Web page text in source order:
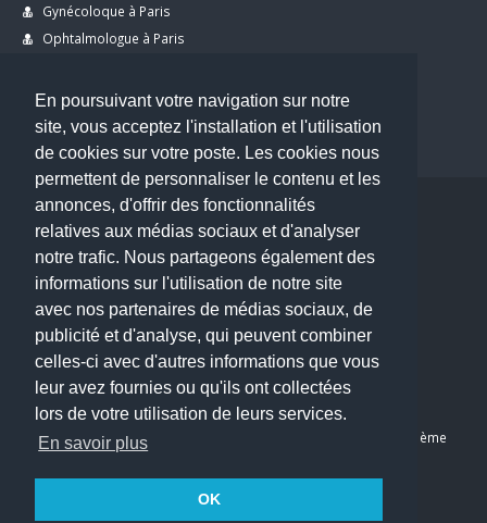
En poursuivant votre navigation sur notre
site, vous acceptez l'installation et l'utilisation
de cookies sur votre poste. Les cookies nous
permettent de personnaliser le contenu et les
annonces, d'offrir des fonctionnalités
relatives aux médias sociaux et d'analyser
notre trafic. Nous partageons également des
informations sur l'utilisation de notre site
avec nos partenaires de médias sociaux, de
publicité et d'analyse, qui peuvent combiner
celles-ci avec d'autres informations que vous
leur avez fournies ou qu'ils ont collectées
lors de votre utilisation de leurs services.
En savoir plus
OK
Gynécoloque à Paris
Ophtalmologue à Paris
Dentiste à Paris
Copyright © 2026 . All Rights Reserved.
choisirunmedecin@gmail.com
Nous contacter
Accueil
Blog
Mon compte
Dernier avis : Kassab Mourad, Chirurgien orthopédiste à Paris 11ème